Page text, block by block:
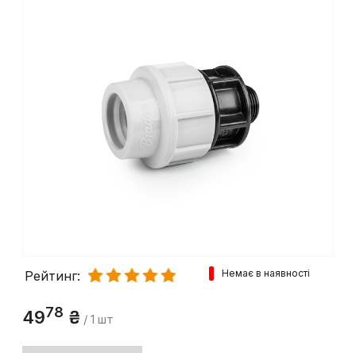
Рейтинг: Немає в наявності
4978 ₴ / 1 шт